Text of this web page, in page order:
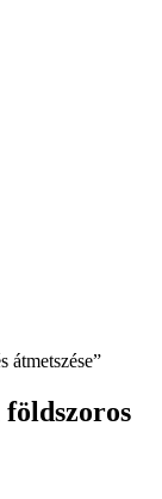
átmetszése”